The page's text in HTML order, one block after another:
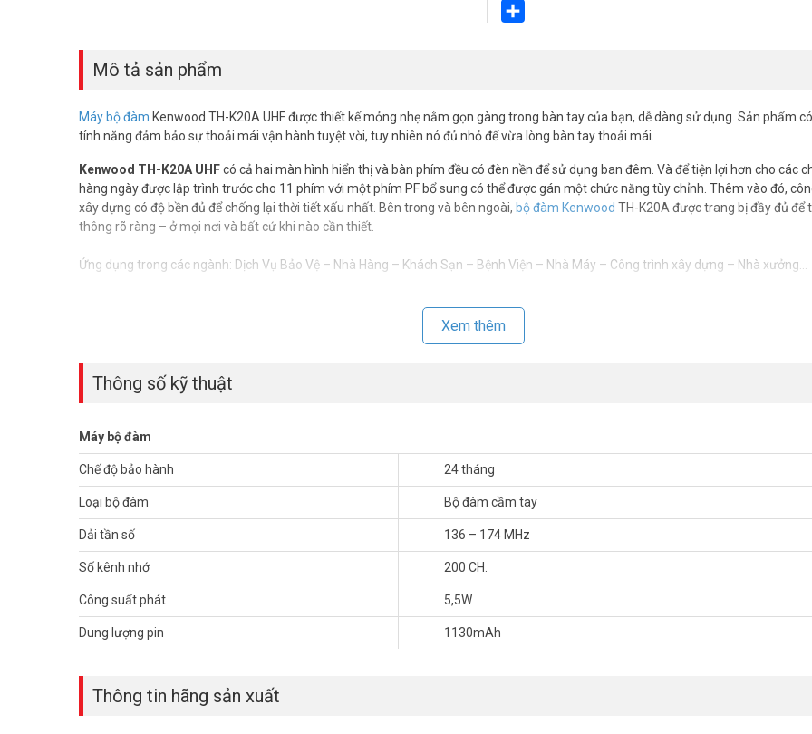
Email
Mô tả sản phẩm
Máy bộ đàm Kenwood TH-K20A UHF được thiết kế mỏng nhẹ nằm gọn gàng trong bàn tay của bạn, dễ dàng sử dụng. Sản phẩm
tính năng đảm bảo sự thoải mái vận hành tuyệt vời, tuy nhiên nó đủ nhỏ để vừa lòng bàn tay thoải mái.
Kenwood TH-K20A UHFcó cả hai màn hình hiển thị và bàn phím đều có đèn nền để sử dụng ban đêm. Và để tiện lợi hơn cho các
hàng ngày được lập trình trước cho 11 phím với một phím PF bổ sung có thể được gán một chức năng tùy chỉnh. Thêm vào đó,
xây dựng có độ bền đủ để chống lại thời tiết xấu nhất. Bên trong và bên ngoài, bộ đàm Kenwood TH-K20A được trang bị đầy đủ để
thông rõ ràng – ở mọi nơi và bất cứ khi nào cần thiết.
Ứng dụng trong các ngành: Dịch Vụ Bảo Vệ – Nhà Hàng – Khách Sạn – Bệnh Viện – Nhà Máy – Công trình xây dựng – Nhà xưởng…
– Khoảng cách các kênh: 25kHz/12.5 kHz
– Công suất phát: 5,5W
– Độ nhạy thu (12 dB SINAD): 0.16 μV
– Công suất âm thanh: <400 mW - Trọng lượng: 210 g - Kích thước (CxRxD): 111.7x54x25,3 mm - Máy được sản xuất theo tiêu
đội Mỹ MIL-STD 810 C/D /E /F/GChống bụi và nước: IP54 - Chất lượng âm thanh to và rõ ràng của Kenwood luôn là thế mạnh hơn
hãng bộ đàm khác. - Thiết bị đồng bộ nhập khẩu từ Singapore
*** Download:
Trọn bộ máy bộ đàm
Thân máy (China).
Pin Li-on KNB-63L – 1130mAh (Cell made in Japan, Pack in Indonessia).
Sạc nhanh KSC-35s.
Anten.
Cài lưng.
Hướng dẫn sử dụng (Thiết bị đồng bộ nhập khẩu từ Singapore).
– Khu vực nhiều nhà cao tầng, khu đông dân cư, vùng có ảnh hưởng nhiều sóng khác: < 1 km - Khu vực vùng ven thành phố, ít nhà
ít vật cản < 2 km - Khu vực đất trống, bến cảng, ngoại thành < 3 km - Trong các tòa nhà cao ốc đang xây dựng < 30 tầng - Trong
Xem thêm
Thông số kỹ thuật
Máy bộ đàm
Chế độ bảo hành 24 tháng
Loại bộ đàm Bộ đàm cầm tay
Dải tần số 136 – 174 MHz
Số kênh nhớ 200 CH.
Công suất phát 5,5W
Dung lượng pin 1130mAh
Thông tin hãng sản xuất